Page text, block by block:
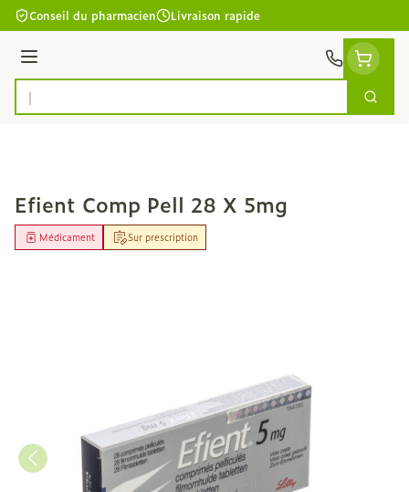
Aller au contenu
Conseil du pharmacien Livraison rapide
Menu
Rechercher
Efient Comp Pell 28 X 5mg
Sur prescription
Médicament